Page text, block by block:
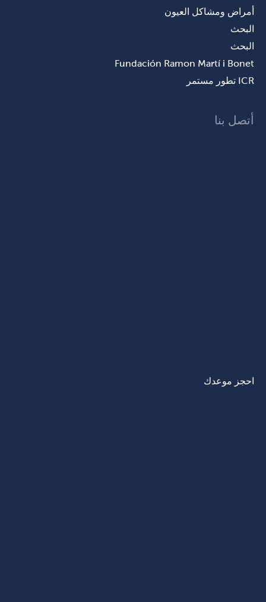
أمراض ومشاكل العيون
البحث
البحث
Fundación Ramon Martí i Bonet
ICR تطور مستمر
أتصل بنا
احجز موعدك